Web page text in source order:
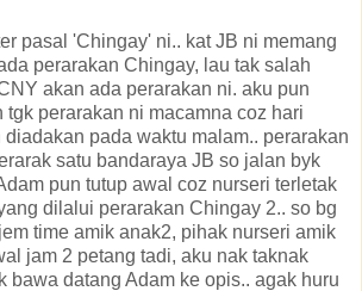
pasal 'Chingay' ni.. kat JB ni memang
perarakan Chingay, lau tak salah
akan ada perarakan ni. aku pun
tgk perarakan ni macamna coz hari
pada waktu malam.. perarakan
satu bandaraya JB so jalan byk
pun tutup awal coz nurseri terletak
dilalui perarakan Chingay 2.. so bg
time amik anak2, pihak nurseri amik
jam 2 petang tadi, aku nak taknak
bawa datang Adam ke opis.. agak huru